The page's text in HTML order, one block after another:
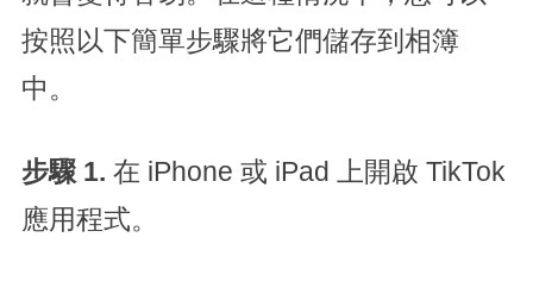
按照以下簡單步驟將它們儲存到相簿
中。
步驟 1. 在 iPhone 或 iPad 上開啟 TikTok
應用程式。